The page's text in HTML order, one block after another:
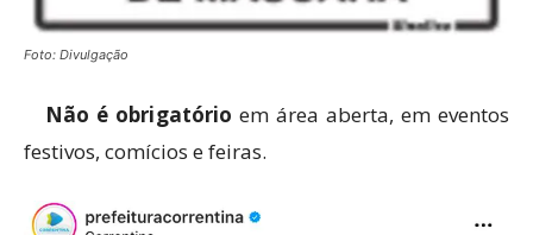
Foto: Divulgação
Não é obrigatório em área aberta, em eventos
festivos, comícios e feiras.